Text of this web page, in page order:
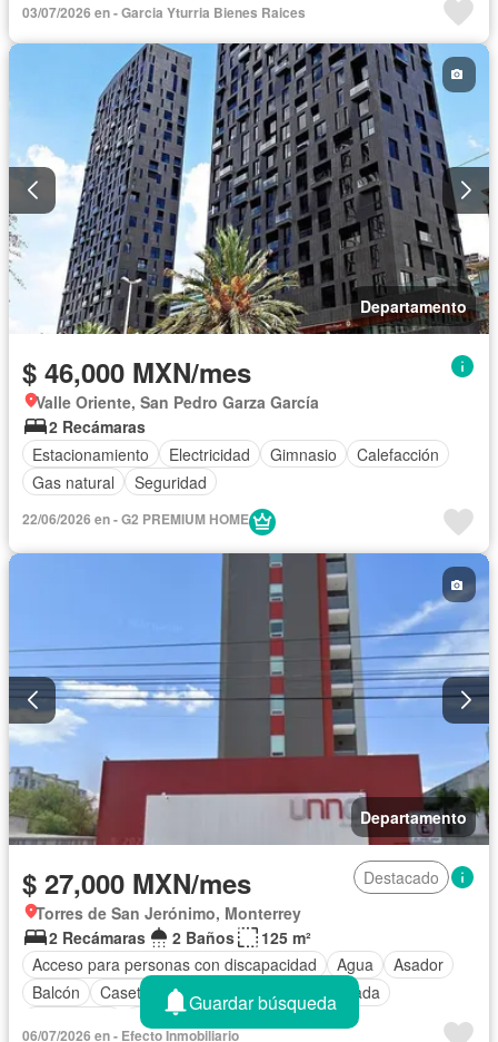
Completamente amueblado
03/07/2026 en - Garci­a Yturria Bienes Rai­ces
Departamento
$ 46,000 MXN/mes
Valle Oriente, San Pedro Garza García
2 Recámaras
Estacionamiento
Electricidad Gimnasio
Calefacción
Gas natural
Seguridad
22/06/2026 en - G2 PREMIUM HOME
Departamento
$ 27,000 MXN/mes
Destacado
Torres de San Jerónimo, Monterrey
2 Recámaras
2 Baños
125 m²
Acceso para personas con discapacidad
Agua
Asador
Balcón
Caseta de vigilancia
Cocina equipada
Elevador
Estacionamiento
06/07/2026 en - Efecto Inmobiliario
Guardar búsqueda